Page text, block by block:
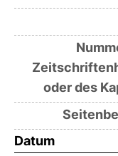
oder des
Datum